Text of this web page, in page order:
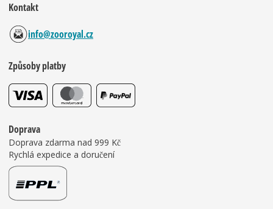
Kontakt
info@zooroyal.cz
Způsoby platby
Doprava
Doprava zdarma nad 999 Kč
Rychlá expedice a doručení